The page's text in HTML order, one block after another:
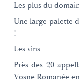
Les plus du
Une large palette
!
Les vins
Près des 20
Vosne Romanée